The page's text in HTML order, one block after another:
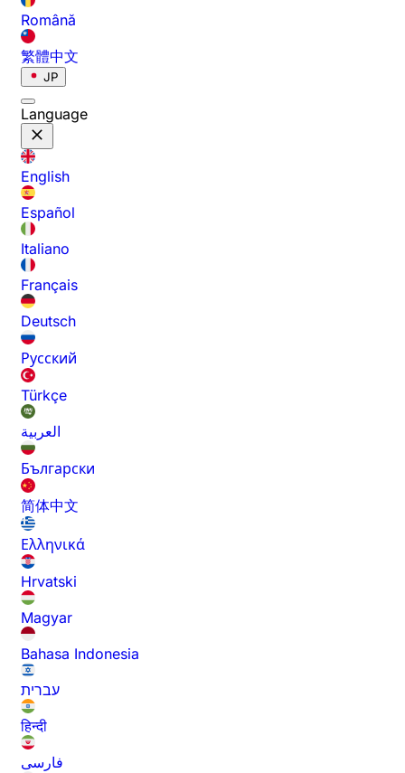
Română
繁體中文
JP
Language
English
Español
Italiano
Français
Deutsch
Русский
Türkçe
العربية
Български
简体中文
Ελληνικά
Hrvatski
Magyar
Bahasa Indonesia
עברית
हिन्दी
فارسی